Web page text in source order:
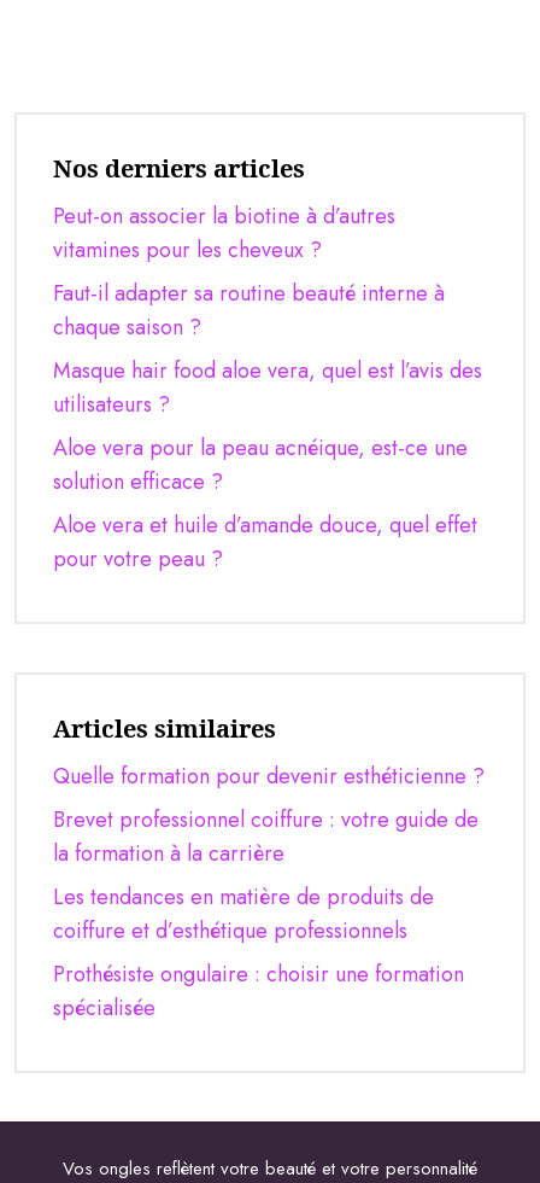
Nos derniers articles
Peut-on associer la biotine à d’autres
vitamines pour les cheveux ?
Faut-il adapter sa routine beauté interne à
chaque saison ?
Masque hair food aloe vera, quel est l’avis des
utilisateurs ?
Aloe vera pour la peau acnéique, est-ce une
solution efficace ?
Aloe vera et huile d’amande douce, quel effet
pour votre peau ?
Articles similaires
Quelle formation pour devenir esthéticienne ?
Brevet professionnel coiffure : votre guide de
la formation à la carrière
Les tendances en matière de produits de
coiffure et d’esthétique professionnels
Prothésiste ongulaire : choisir une formation
spécialisée
Vos ongles reflètent votre beauté et votre personnalité